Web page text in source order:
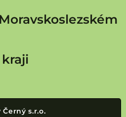
kraji
Černý s.r.o.